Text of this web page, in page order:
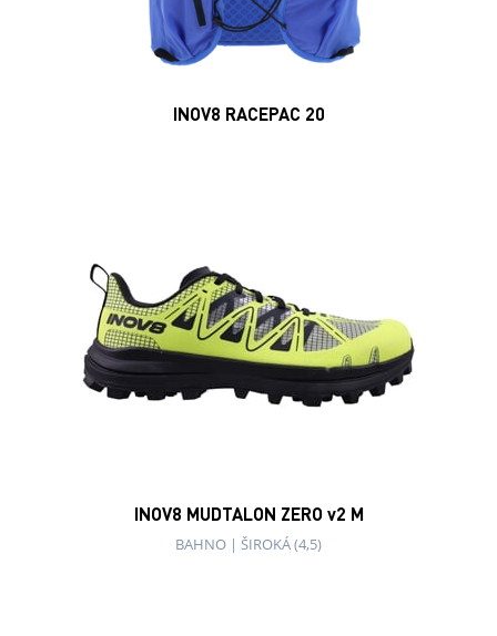
INOV8 RACEPAC 20
INOV8 MUDTALON ZERO v2 M
BAHNO | ŠIROKÁ (4,5)